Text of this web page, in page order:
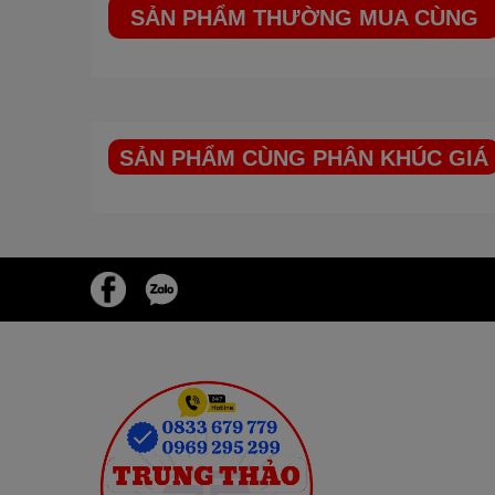
Máy nước nóng năng lượng mặt trời tấm phẳng
chịu được áp suất có thể bơm nước trực tiếp
phẳng với diện tích bề mặt tiếp xúc lớn giúp
ngay cả khi thời tiết âm u và ít nắng.
Máy nước nóng năng lượng mặt trời tấm phẳng
kinh nghiệm, sản xuất trên dây truyền hiện đại
SẢN PHẨM THƯỜNG MUA CÙNG
SẢN PHẨM CÙNG PHÂN KHÚC GIÁ